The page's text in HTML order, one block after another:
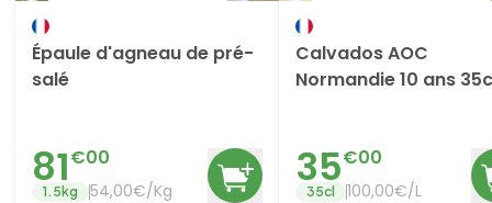
Épaule d'agneau de pré-
salé
81€00
1.5kg 54,00€/Kg
Calvados AOC
Normandie 10 ans
35€00
35cl 100,00€/L